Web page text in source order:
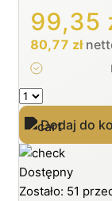
99,35
80,77 zł
ilość
Szczoteczka
elektryczna
Oral-
B
Vitality
Dodaj do
Dostępny
Zostało: 51